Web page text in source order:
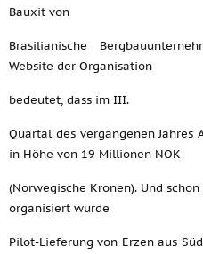
Bauxit von
Brasilianische
Website der Organisation
bedeutet, dass im III.
Quartal des vergangenen Jahres
in Höhe von 19 Millionen NOK
(Norwegische Kronen). Und
organisiert wurde
Pilot-Lieferung von Erzen aus